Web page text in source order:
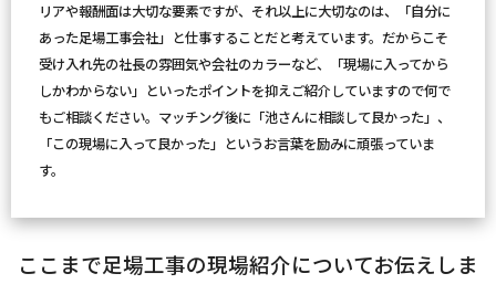
リアや報酬面は大切な要素ですが、それ以上に大切なのは、「自分に
あった足場工事会社」と仕事することだと考えています。だからこそ
受け入れ先の社長の雰囲気や会社のカラーなど、「現場に入ってから
しかわからない」といったポイントを抑えご紹介していますので何で
もご相談ください。マッチング後に「池さんに相談して良かった」、
「この現場に入って良かった」というお言葉を励みに頑張っていま
す。
ここまで足場工事の現場紹介についてお伝えしま